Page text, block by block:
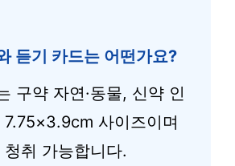
듣기 카드는 어떤가요?
구약 자연·동물, 신약 인
7.75×3.9cm 사이즈이며
취 가능합니다.